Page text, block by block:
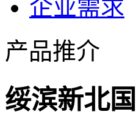
企业需求
产品推介
绥滨新北